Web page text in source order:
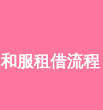
和服租借流程